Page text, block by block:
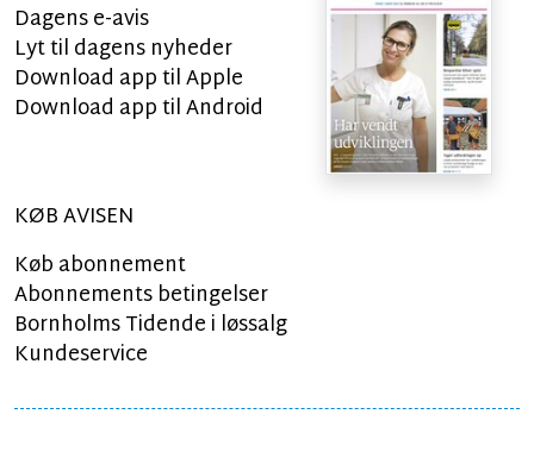
Dagens e-avis
Lyt til dagens nyheder
Download app til Apple
Download app til Android
KØB AVISEN
Køb abonnement
Abonnements betingelser
Bornholms Tidende i løssalg
Kundeservice